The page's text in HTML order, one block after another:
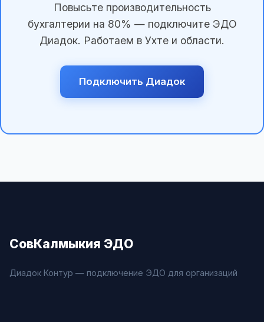
Повысьте производительность
бухгалтерии на 80% — подключите ЭДО
Диадок. Работаем в Ухте и области.
Подключить Диадок
СовКалмыкия ЭДО
Диадок Контур — подключение ЭДО для организаций